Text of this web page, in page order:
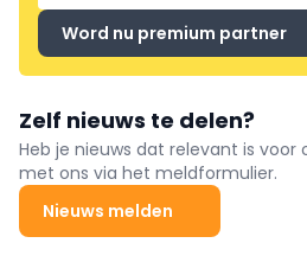
Word nu premium partner
Zelf nieuws te delen?
Heb je nieuws dat relevant is voor
met ons via het meldformulier.
Nieuws melden